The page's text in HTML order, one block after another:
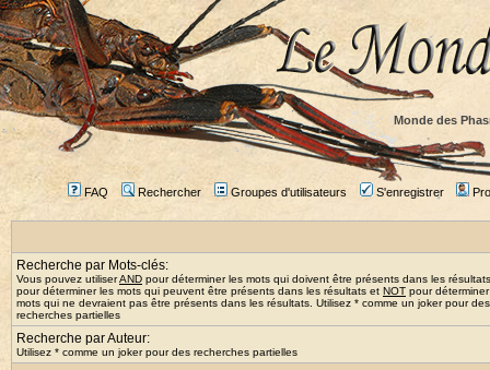
Monde des
FAQ Rechercher Groupes d'utilisateurs S'enregistrer
Recherche par Mots-clés:
Vous pouvez utiliserAND pour déterminer les mots qui doivent être présents dans les
pour déterminer les mots qui peuvent être présents dans les résultats et NOT pour
mots qui ne devraient pas être présents dans les résultats. Utilisez * comme un joker pour des
recherches partielles
Recherche par Auteur:
Utilisez * comme un joker pour des recherches partielles